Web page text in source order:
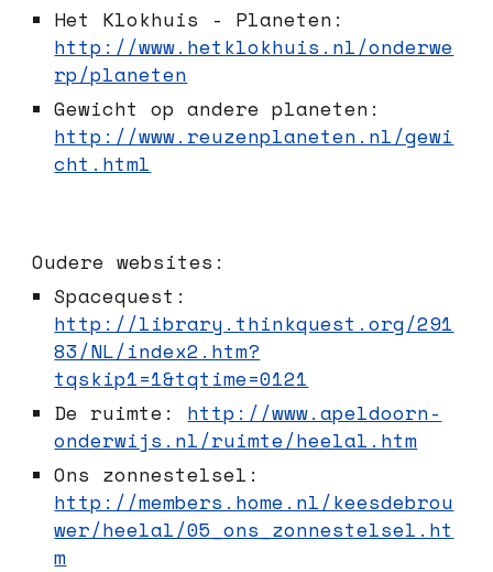
Het Klokhuis - Planeten:
http://www.hetklokhuis.nl/onderwe
rp/planeten
Gewicht op andere planeten:
http://www.reuzenplaneten.nl/gewi
cht.html
Oudere websites:
Spacequest:
http://library.thinkquest.org/291
83/NL/index2.htm?
tqskip1=1&tqtime=0121
De ruimte: http://www.apeldoorn-
onderwijs.nl/ruimte/heelal.htm
Ons zonnestelsel:
http://members.home.nl/keesdebrou
wer/heelal/05_ons_zonnestelsel.ht
m